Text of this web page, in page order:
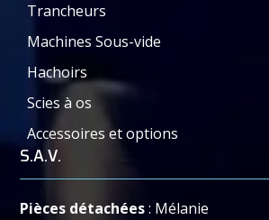
Trancheurs
Machines Sous-vide
Hachoirs
Scies à os
Accessoires et options
S.A.V.
Pièces détachées: Mélanie